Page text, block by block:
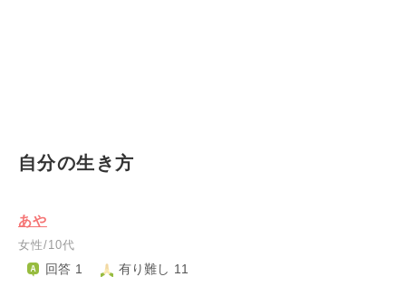
自分の生き方
あや
女性/10代
回答 1 有り難し 11